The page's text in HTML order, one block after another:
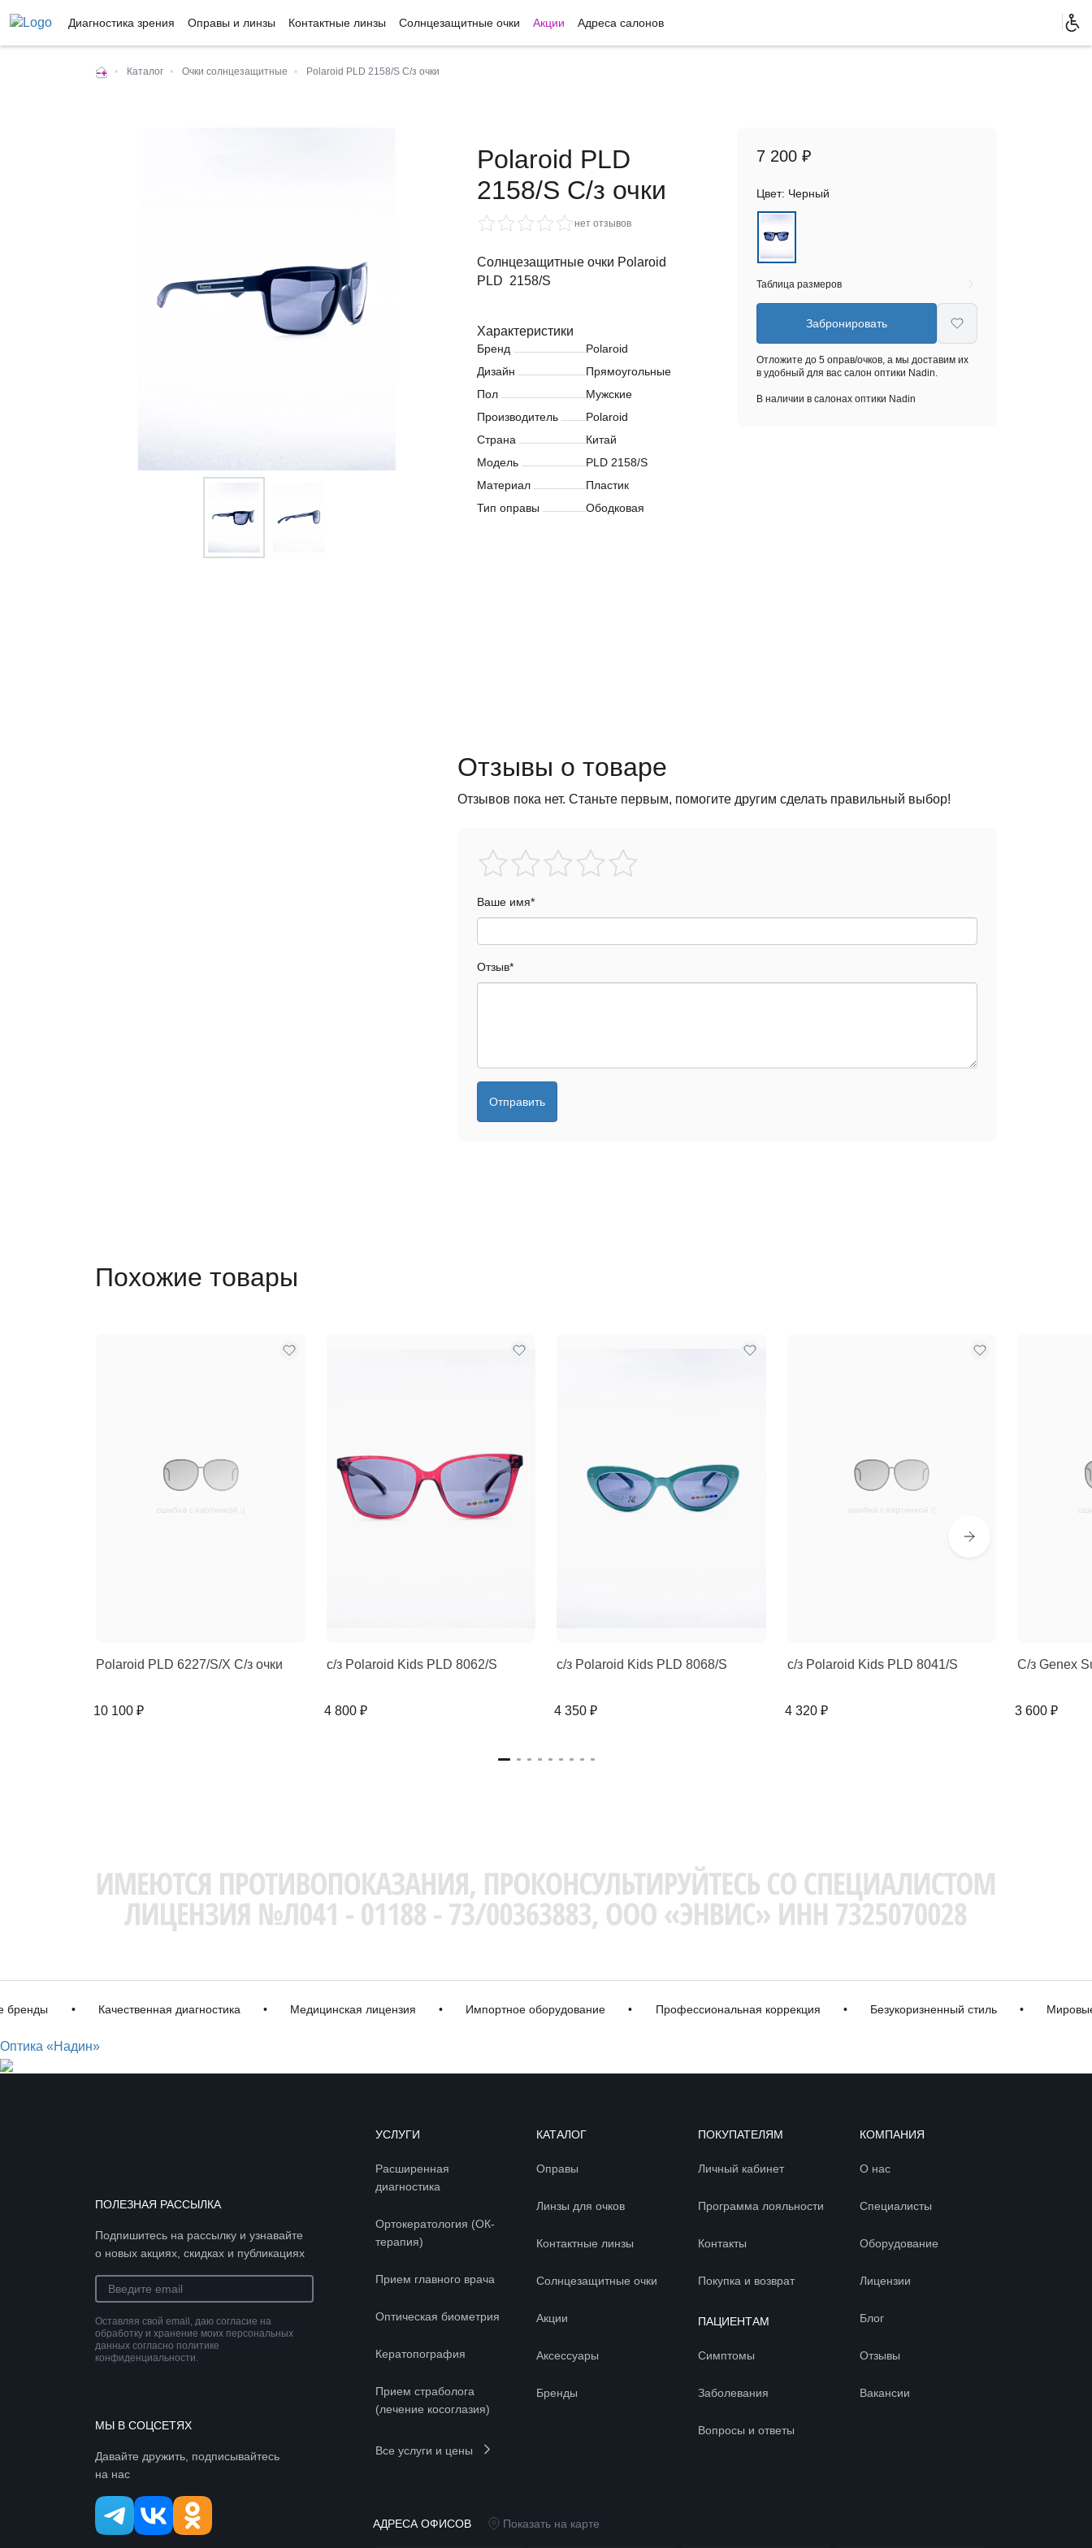
Диагностика зрения Оправы и линзы Контактные линзы Солнцезащитные очки Акции Адреса салонов
• Каталог • Очки солнцезащитные • Polaroid PLD 2158/S С/з очки
Polaroid PLD
2158/S С/з очки
нет отзывов
Солнцезащитные очки Polaroid
PLD 2158/S
Характеристики
Бренд
Polaroid
Дизайн
Прямоугольные
Пол
Мужские
Производитель
Polaroid
Страна
Китай
Модель
PLD 2158/S
Материал
Пластик
Тип оправы
Ободковая
7 200 ₽
Цвет: Черный
Таблица размеров
Забронировать
Отложите до 5 оправ/очков, а мы доставим их
в удобный для вас салон оптики Nadin.
В наличии в салонах оптики Nadin
Отзывы о товаре
Отзывов пока нет. Станьте первым, помогите другим сделать правильный выбор!
Ваше имя*
Отзыв*
Отправить
Похожие товары
Polaroid PLD 6227/S/X C/з очки
10 100 ₽
с/з Polaroid Kids PLD 8062/S
4 800 ₽
с/з Polaroid Kids PLD 8068/S
4 350 ₽
с/з Polaroid Kids PLD 8041/S
4 320 ₽
С/з Genex
3 600 ₽
Качественная диагностика Медицинская лицензия Импортное оборудование Профессиональная коррекция Безукоризненный стиль Мировые
Оптика «Надин»
ПОЛЕЗНАЯ РАССЫЛКА
Подпишитесь на рассылку и узнавайте
о новых акциях, скидках и публикациях
Оставляя свой email, даю согласие на
обработку и хранение моих персональных
данных согласно политике
конфиденциальности.
МЫ В СОЦСЕТЯХ
Давайте дружить, подписывайтесь
на нас
УСЛУГИ
Расширенная
диагностика
Ортокератология (ОК-
терапия)
Прием главного врача
Оптическая биометрия
Кератопография
Прием страболога
(лечение косоглазия)
Все услуги и цены
КАТАЛОГ
Оправы
Линзы для очков
Контактные линзы
Солнцезащитные очки
Акции
Аксессуары
Бренды
ПОКУПАТЕЛЯМ
Личный кабинет
Программа лояльности
Контакты
Покупка и возврат
ПАЦИЕНТАМ
Симптомы
Заболевания
Вопросы и ответы
КОМПАНИЯ
О нас
Специалисты
Оборудование
Лицензии
Блог
Отзывы
Вакансии
АДРЕСА ОФИСОВ Показать на карте